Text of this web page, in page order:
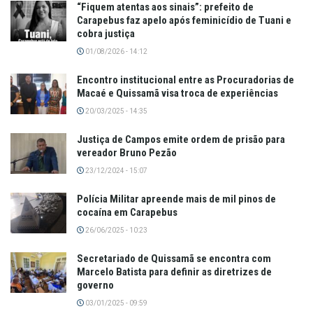
“Fiquem atentas aos sinais”: prefeito de
Carapebus faz apelo após feminicídio de Tuani e
cobra justiça
01/08/2026 - 14:12
Encontro institucional entre as Procuradorias de
Macaé e Quissamã visa troca de experiências
20/03/2025 - 14:35
Justiça de Campos emite ordem de prisão para
vereador Bruno Pezão
23/12/2024 - 15:07
Polícia Militar apreende mais de mil pinos de
cocaína em Carapebus
26/06/2025 - 10:23
Secretariado de Quissamã se encontra com
Marcelo Batista para definir as diretrizes de
governo
03/01/2025 - 09:59